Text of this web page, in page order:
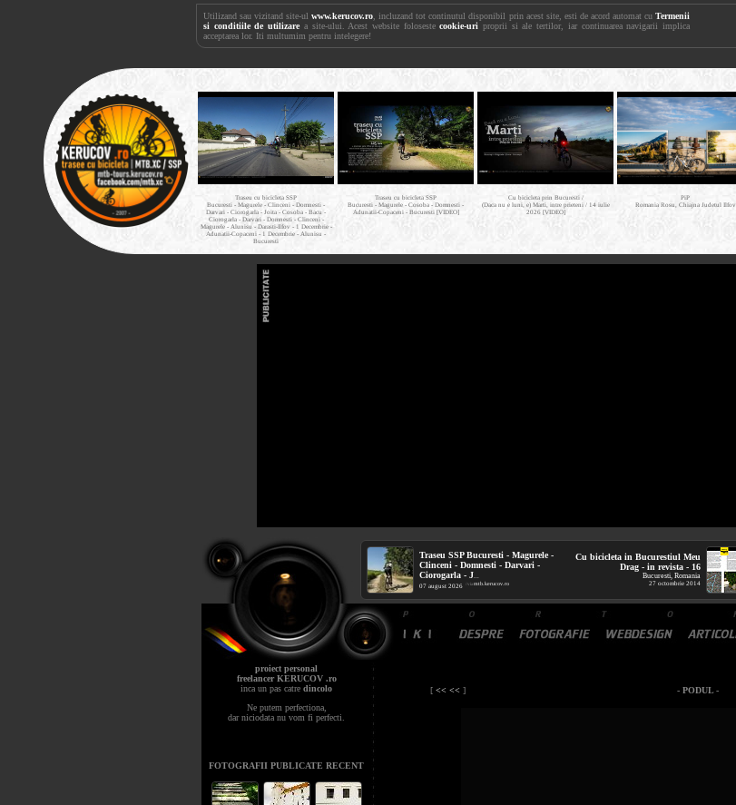
Utilizand sau vizitand site-ulwww.kerucov.ro , incluzand tot continutul disponibil prin acest site, esti de acord automat cuTermenii
si conditiile de utilizare a site-ului. Acest website folosestecookie-uri proprii si ale tertilor, iar continuarea navigarii implica
acceptarea lor. Iti multumim pentru intelegere!
Traseu cu bicicleta SSP
Bucuresti - Magurele - Clinceni - Domnesti -
Darvari - Ciorogarla - Joita - Cosoba - Bacu -
Ciorogarla - Darvari - Domnesti - Clinceni -
Magurele - Alunisu - Darasti-Ilfov - 1 Decembrie -
Adunatii-Copaceni - 1 Decembrie - Alunisu -
Bucuresti
Traseu cu bicicleta SSP
Bucuresti - Magurele - Cosoba - Domnesti -
Adunatii-Copaceni - Bucuresti [VIDEO]
Cu bicicleta prin Bucuresti /
(Daca nu e luni, e) Marti, intre prieteni / 14 iulie
2026 [VIDEO]
PiP
Romania Rosu, Chiajna Judetul Ilfov
Traseu SSP Bucuresti - Magurele -
Clinceni - Domnesti - Darvari -
Ciorogarla - J...
07 august 2026 / via mtb.kerucov.ro
Cu bicicleta in Bucurestiul Meu
Drag - in revista - 16
Bucuresti, Romania
27 octombrie 2014
proiect personal
freelancer KERUCOV .ro
inca un pas catre dincolo
Ne putem perfectiona,
dar niciodata nu vom fi perfecti.
FOTOGRAFII PUBLICATE RECENT
[<< << ] - PODUL -